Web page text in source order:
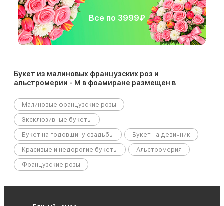
Все по 3999₽
Букет из малиновых французских роз и
альстромерии - М в фоамиране размещен в
Малиновые французские розы
Эксклюзивные букеты
Букет на годовщину свадьбы
Букет на девичник
Красивые и недорогие букеты
Альстромерия
Французские розы